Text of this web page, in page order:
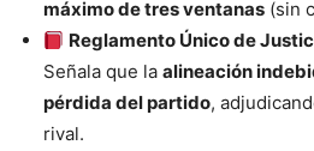
máximo de tres ventanas (sin
Reglamento Único de
Señala que la alineación
pérdida del partido,
rival.